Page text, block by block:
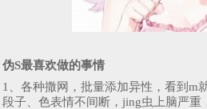
伪S最喜欢做的事情
1、各种撒网，批量添加异性，看到m
段子、色表情不间断，jing虫上脑严